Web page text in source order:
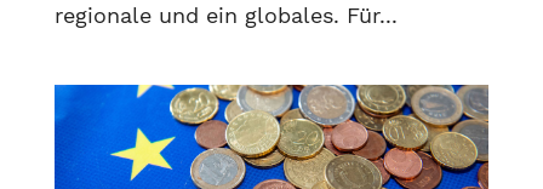
regionale und ein globales. Für...